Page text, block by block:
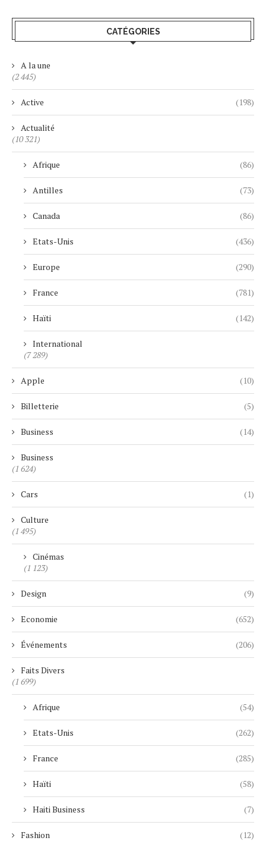
CATÉGORIES
A la une
(2 445)
Active (198)
Actualité
(10 321)
Afrique (86)
Antilles (73)
Canada (86)
Etats-Unis (436)
Europe (290)
France (781)
Haïti (142)
International
(7 289)
Apple (10)
Billetterie (5)
Business (14)
Business
(1 624)
Cars (1)
Culture
(1 495)
Cinémas
(1 123)
Design (9)
Economie (652)
Événements (206)
Faits Divers
(1 699)
Afrique (54)
Etats-Unis (262)
France (285)
Haïti (58)
Haiti Business (7)
Fashion (12)